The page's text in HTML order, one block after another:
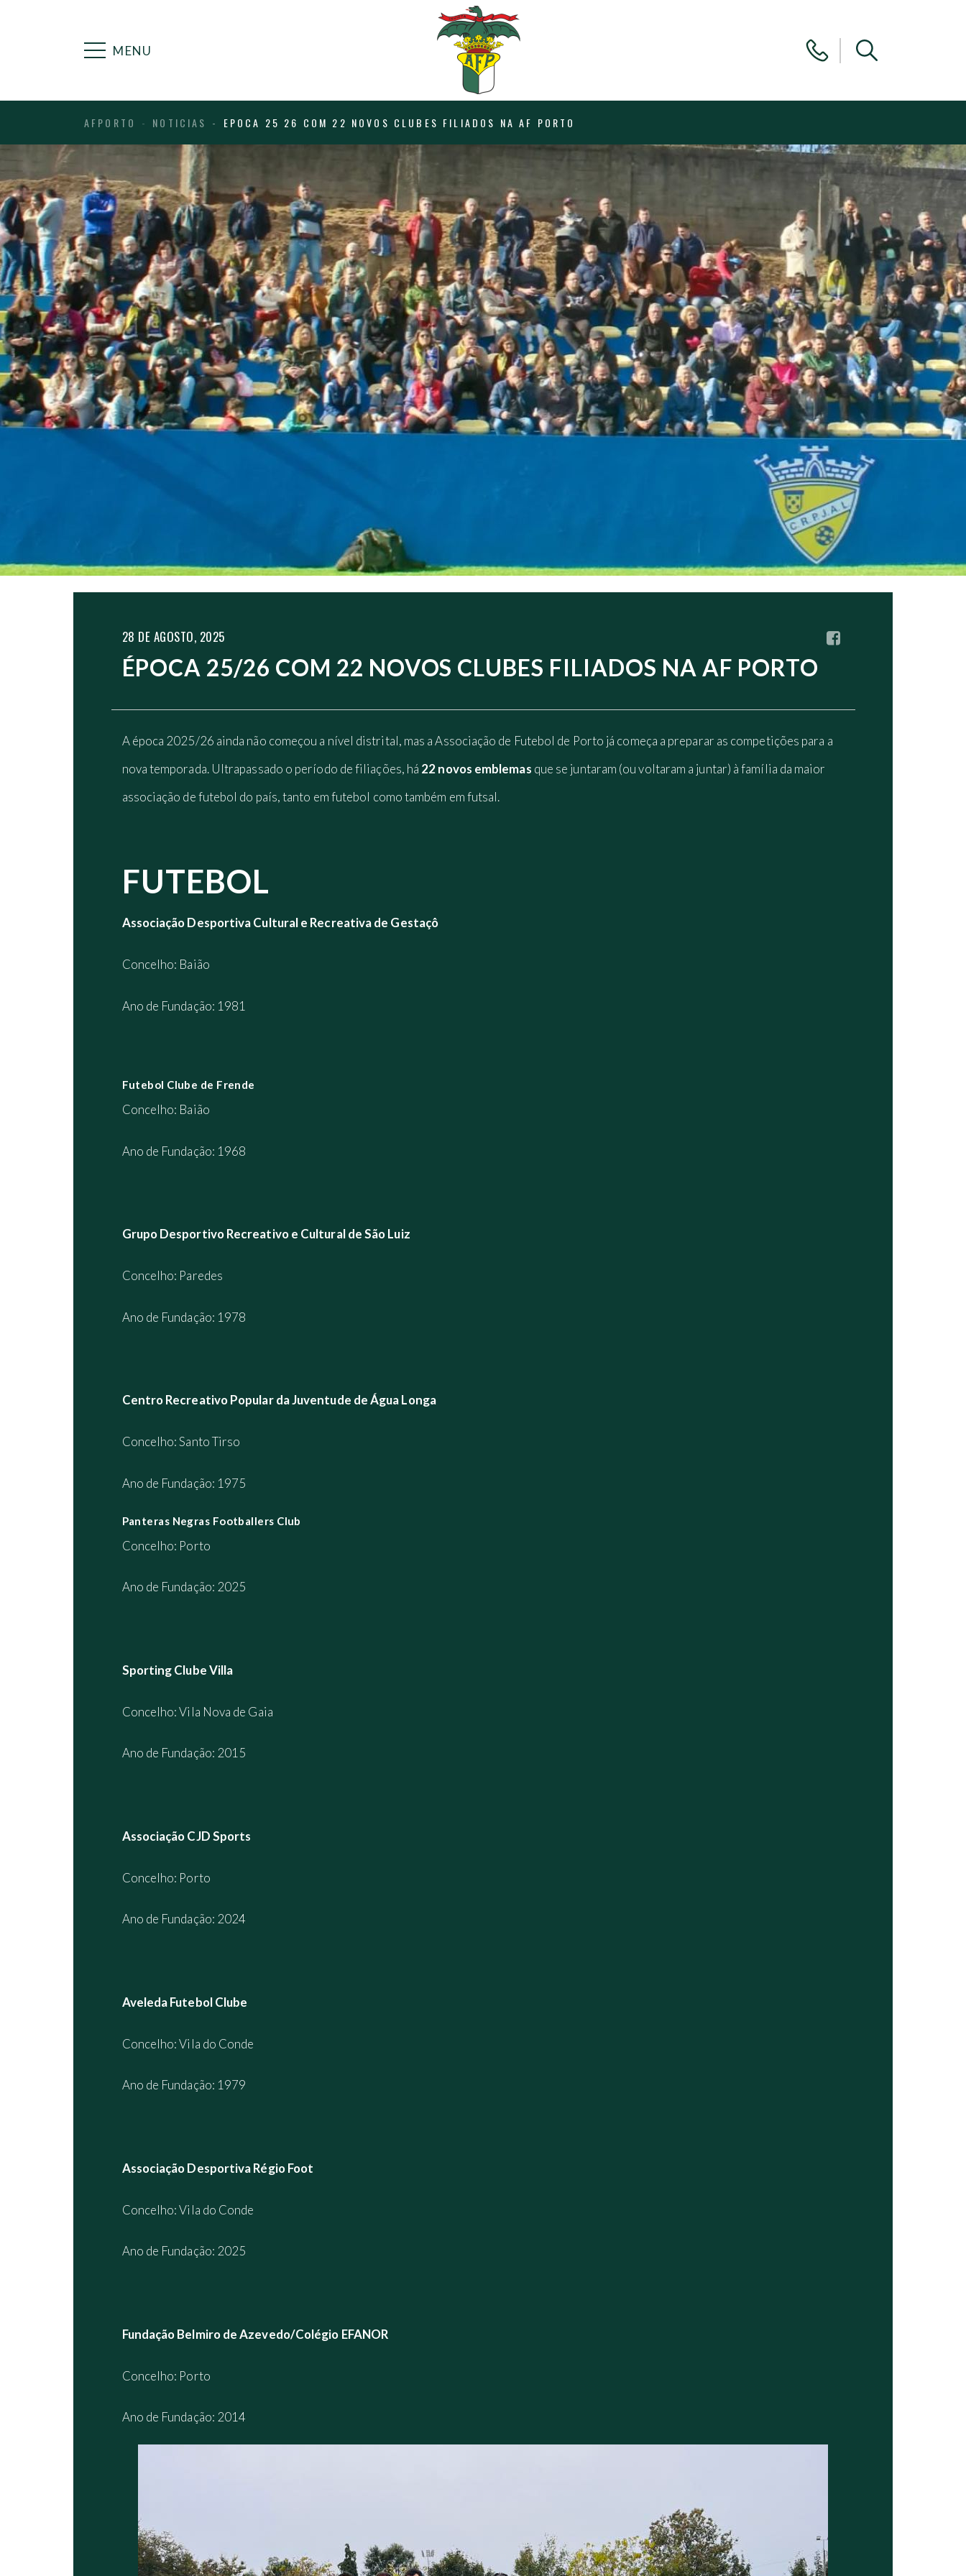
MENU
AFPORTO NOTICIAS EPOCA 25 26 COM 22 NOVOS CLUBES FILIADOS NA AF PORTO
28 DE AGOSTO, 2025
ÉPOCA 25/26 COM 22 NOVOS CLUBES FILIADOS NA AF PORTO
A época 2025/26 ainda não começou a nível distrital, mas a Associação de Futebol de Porto já começa a preparar as competições para a
nova temporada. Ultrapassado o período de filiações, há 22 novos emblemas que se juntaram (ou voltaram a juntar) à família da maior
associação de futebol do país, tanto em futebol como também em futsal.
FUTEBOL
Associação Desportiva Cultural e Recreativa de Gestaçô
Concelho: Baião
Ano de Fundação: 1981
Futebol Clube de Frende
Concelho: Baião
Ano de Fundação: 1968
Grupo Desportivo Recreativo e Cultural de São Luiz
Concelho: Paredes
Ano de Fundação: 1978
Centro Recreativo Popular da Juventude de Água Longa
Concelho: Santo Tirso
Ano de Fundação: 1975
Panteras Negras Footballers Club
Concelho: Porto
Ano de Fundação: 2025
Sporting Clube Villa
Concelho: Vila Nova de Gaia
Ano de Fundação: 2015
Associação CJD Sports
Concelho: Porto
Ano de Fundação: 2024
Aveleda Futebol Clube
Concelho: Vila do Conde
Ano de Fundação: 1979
Associação Desportiva Régio Foot
Concelho: Vila do Conde
Ano de Fundação: 2025
Fundação Belmiro de Azevedo/Colégio EFANOR
Concelho: Porto
Ano de Fundação: 2014